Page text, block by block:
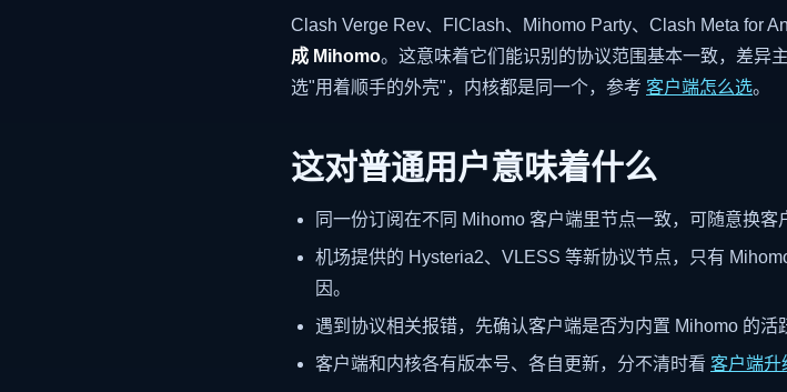
Clash Verge Rev、FlClash、Mihomo Party、Clash Meta for
成 Mihomo。这意味着它们能识别的协议范围基本一致，差异
选"用着顺手的外壳"，内核都是同一个，参考 客户端怎么选。
这对普通用户意味着什么
同一份订阅在不同 Mihomo 客户端里节点一致，可随意换客
机场提供的 Hysteria2、VLESS 等新协议节点，只有
因。
遇到协议相关报错，先确认客户端是否为内置 Mihomo 的活
客户端和内核各有版本号、各自更新，分不清时看 客户端升